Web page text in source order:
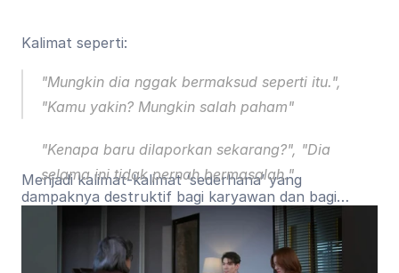
Kalimat seperti:
"Mungkin dia nggak bermaksud seperti itu.",
"Kamu yakin? Mungkin salah paham"
"Kenapa baru dilaporkan sekarang?", "Dia
selama ini tidak pernah bermasalah."
Menjadi kalimat-kalimat ‘sederhana’ yang
dampaknya destruktif bagi karyawan dan bagi